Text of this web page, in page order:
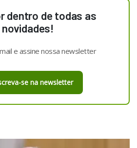
dentro de todas as
novidades!
e assine nossa newsletter
se na newsletter